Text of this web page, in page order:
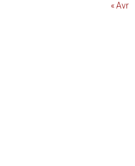
« Avr